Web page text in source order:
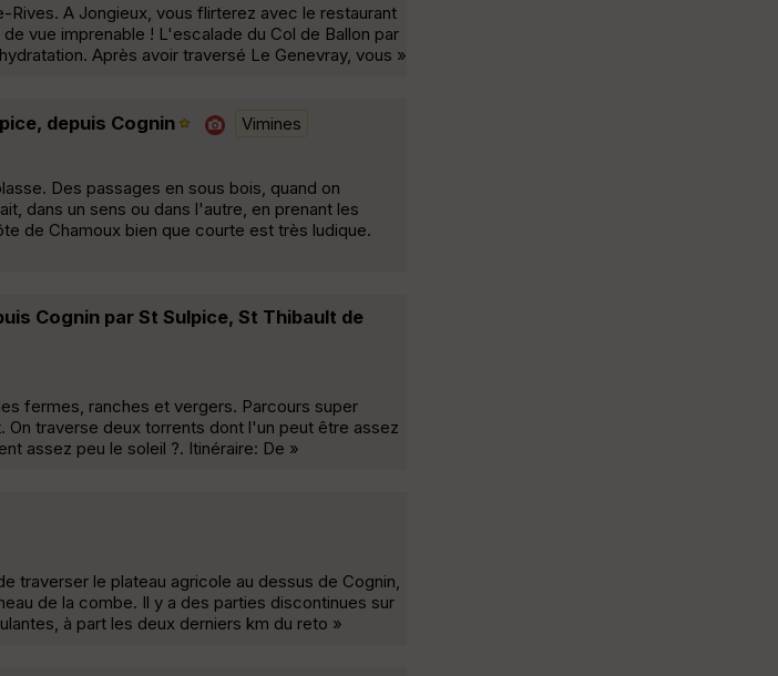
Rives. A Jongieux, vous flirterez avec le restaurant
vue imprenable ! L'escalade du Col de Ballon par
Après avoir traversé Le Genevray, vous »
depuis Cognin Vimines
Des passages en sous bois, quand on
dans un sens ou dans l'autre, en prenant les
de Chamoux bien que courte est très ludique.
Cognin par St Sulpice, St Thibault de
fermes, ranches et vergers. Parcours super
traverse deux torrents dont l'un peut être assez
assez peu le soleil ?. Itinéraire: De »
traverser le plateau agricole au dessus de Cognin,
de la combe. Il y a des parties discontinues sur
à part les deux derniers km du reto »